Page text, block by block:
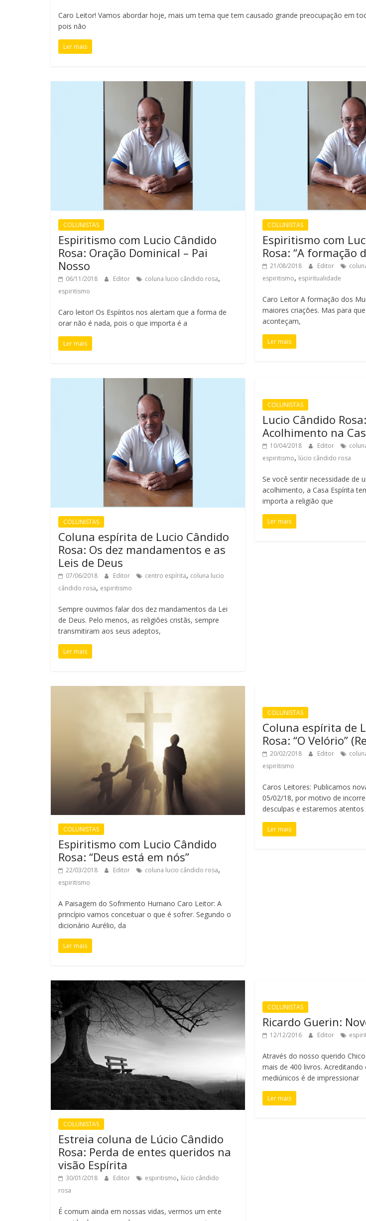
Caro Leitor! Vamos abordar hoje, mais um tema que tem causado grande preocupação em
pois não
Ler mais
COLUNISTAS
Espiritismo com Lucio Cândido
Rosa: Oração Dominical – Pai
Nosso
06/11/2018 Editor coluna lucio cândido rosa,
espiritismo
Caro leitor! Os Espíritos nos alertam que a forma de
orar não é nada, pois o que importa é a
Ler mais
COLUNISTAS
Espiritismo com
Rosa: “A formação
21/08/2018 Editor
espiritismo, espiritualidade
Caro Leitor A formação dos
maiores criações. Mas para
aconteçam,
Ler mais
COLUNISTAS
Coluna espírita de Lucio Cândido
Rosa: Os dez mandamentos e as
Leis de Deus
07/06/2018 Editor centro espírita, coluna lucio
cândido rosa, espiritismo
Sempre ouvimos falar dos dez mandamentos da Lei
de Deus. Pelo menos, as religiões cristãs, sempre
transmitiram aos seus adeptos,
Ler mais
COLUNISTAS
Lucio Cândido
Acolhimento na
10/04/2018 Editor
espiritismo, lúcio cândido rosa
Se você sentir necessidade de
acolhimento, a Casa Espírita
importa a religião que
Ler mais
COLUNISTAS
Espiritismo com Lucio Cândido
Rosa: “Deus está em nós”
22/03/2018 Editor coluna lucio cândido rosa,
espiritismo
A Paisagem do Sofrimento Humano Caro Leitor: A
princípio vamos conceituar o que é sofrer. Segundo o
dicionário Aurélio, da
Ler mais
COLUNISTAS
Coluna espírita de
Rosa: “O Velório”
20/02/2018 Editor
espiritismo
Caros Leitores: Publicamos
05/02/18, por motivo de
desculpas e estaremos
Ler mais
COLUNISTAS
Estreia coluna de Lúcio Cândido
Rosa: Perda de entes queridos na
visão Espírita
30/01/2018 Editor espiritismo, lúcio cândido
rosa
É comum ainda em nossas vidas, vermos um ente
COLUNISTAS
Ricardo Guerin:
12/12/2016 Editor
Através do nosso querido
mais de 400 livros.
mediúnicos é de impressionar
Ler mais